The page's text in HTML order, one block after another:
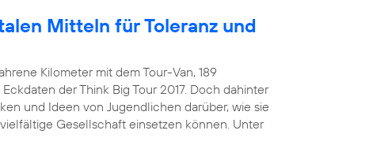
Mitteln für Toleranz und
Kilometer mit dem Tour-Van, 189
der Think Big Tour 2017. Doch dahinter
und Ideen von Jugendlichen darüber, wie sie
Gesellschaft einsetzen können. Unter